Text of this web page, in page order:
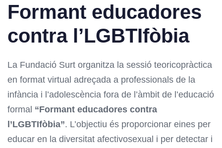
Formant educadores
contra l’LGBTIfòbia
La Fundació Surt organitza la sessió teoricopràctica
en format virtual adreçada a professionals de la
infància i l’adolescència fora de l’àmbit de l’educació
formal “Formant educadores contra
l’LGBTIfòbia”. L’objectiu és proporcionar eines per
educar en la diversitat afectivosexual i per detectar i